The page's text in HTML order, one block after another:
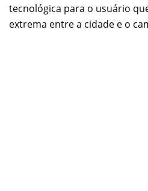
tecnológica para o usuário
extrema entre a cidade e o